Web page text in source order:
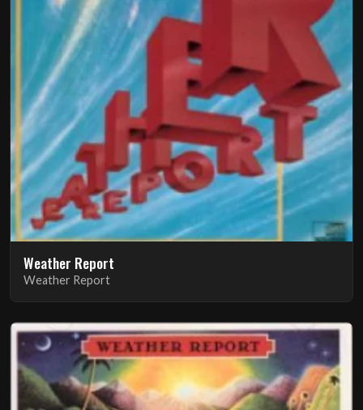
Weather Report
Weather Report